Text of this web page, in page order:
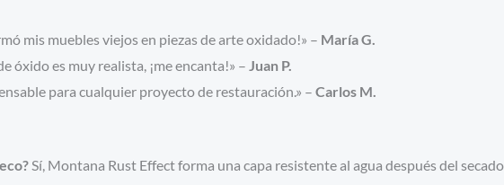
mis muebles viejos en piezas de arte oxidado!» – María G.
óxido es muy realista, ¡me encanta!» – Juan P.
para cualquier proyecto de restauración.» – Carlos M.
Sí, Montana Rust Effect forma una capa resistente al agua después del